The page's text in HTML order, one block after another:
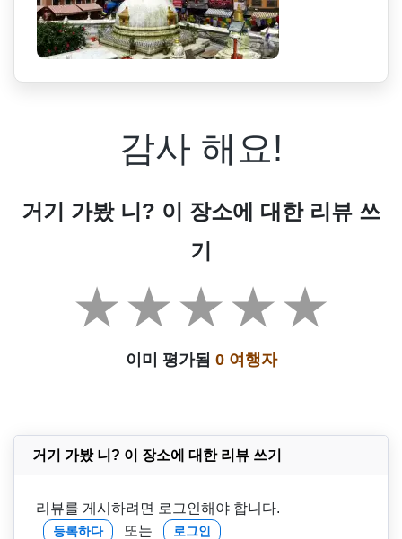
감사 해요!
거기 가봤 니? 이 장소에 대한 리뷰 쓰
기
이미 평가됨 0 여행자
거기 가봤 니? 이 장소에 대한 리뷰 쓰기
리뷰를 게시하려면 로그인해야 합니다.
등록하다 또는 로그인